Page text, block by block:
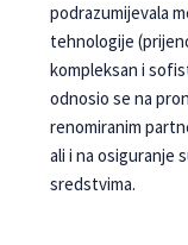
podrazumijevala
tehnologije
kompleksan i
odnosio se na
renomiranim
ali i na osiguranje
sredstvima.